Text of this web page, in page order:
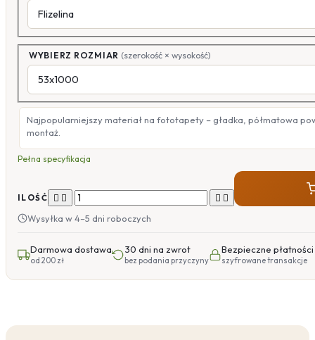
WYBIERZ ROZMIAR (szerokość × wysokość)
Najpopularniejszy materiał na fototapety – gładka, półmatowa
montaż.
Pełna specyfikacja
ILOŚĆ    
Wysyłka w 4–5 dni roboczych
Darmowa dostawa
od 200 zł
30 dni na zwrot
bez podania przyczyny
Bezpieczne płatności
szyfrowane transakcje